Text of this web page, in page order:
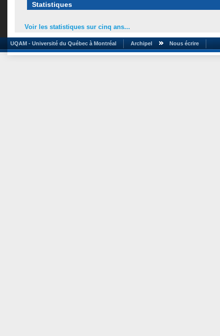
Statistiques
Voir les statistiques sur cinq ans...
UQAM - Université du Québec à Montréal Archipel Nous écrire